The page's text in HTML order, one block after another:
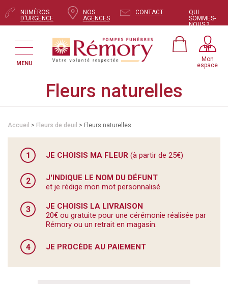
NUMÉROS
D'URGENCE
NOS
AGENCES
CONTACT
QUI
SOMMES-
NOUS ?
MENU
Mon
espace
Fleurs naturelles
Accueil > Fleurs de deuil > Fleurs naturelles
1 JE CHOISIS MA FLEUR (à partir de 25€)
3
JE CHOISIS LA LIVRAISON
20€ ou gratuite pour une cérémonie réalisée par
Rémory ou un retrait en magasin.
2
J'INDIQUE LE NOM DU DÉFUNT
et je rédige mon mot personnalisé
4 JE PROCÈDE AU PAIEMENT